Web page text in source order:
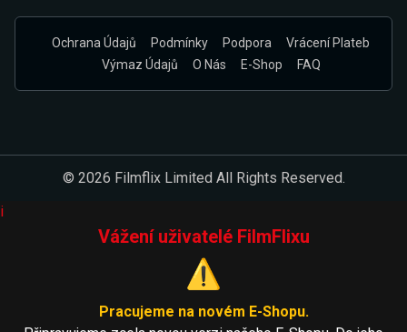
Ochrana Údajů Podmínky Podpora
Vrácení Plateb
Výmaz Údajů
O Nás E-Shop FAQ
© 2026 Filmflix Limited All Rights Reserved.
i
Vážení uživatelé FilmFlixu
⚠️
Pracujeme na novém E-Shopu.